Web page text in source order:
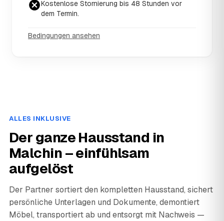
Kostenlose Stornierung bis 48 Stunden vor
dem Termin.
Bedingungen ansehen
ALLES INKLUSIVE
Der ganze Hausstand in
Malchin – einfühlsam
aufgelöst
Der Partner sortiert den kompletten Hausstand, sichert
persönliche Unterlagen und Dokumente, demontiert
Möbel, transportiert ab und entsorgt mit Nachweis —